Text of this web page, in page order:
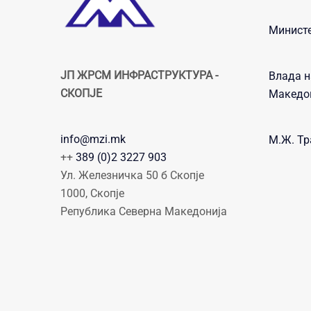
ЈП ЖРСМ ИНФРАСТРУКТУРА -
СКОПЈЕ
info@mzi.mk
++ 389 (0)2 3227 903
Ул. Железничка 50 б Скопје
1000, Скопје
Република Северна Македонија
Влада
М.Ж.